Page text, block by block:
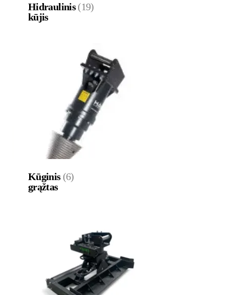
Hidraulinis
kūjis
(19)
Kūginis
grąžtas
(6)